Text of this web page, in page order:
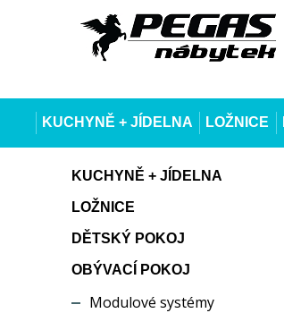
KUCHYNĚ + JÍDELNA LOŽNICE
KUCHYNĚ + JÍDELNA
LOŽNICE
DĚTSKÝ POKOJ
OBÝVACÍ POKOJ
Modulové systémy